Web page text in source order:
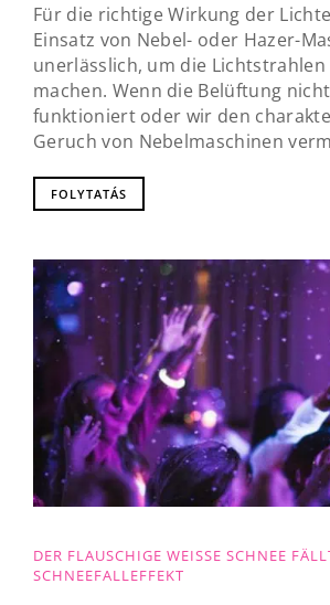
Für die richtige Wirkung der
Einsatz von Nebel- oder Hazer-
unerlässlich, um die
machen. Wenn die Belüftung
funktioniert oder wir den
Geruch von Nebelmaschinen
FOLYTATÁS
DER FLAUSCHIGE WEISSE SCHNEE FÄLLT
CHNEEFALLEFFEKT